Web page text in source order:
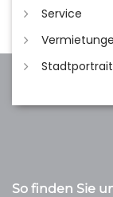
Service
Stadtportrait
So finden Sie